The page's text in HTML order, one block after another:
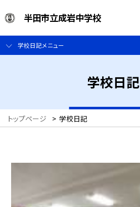
半田市立成岩中学校
学校日記メニュー
学校日記
トップページ > 学校日記